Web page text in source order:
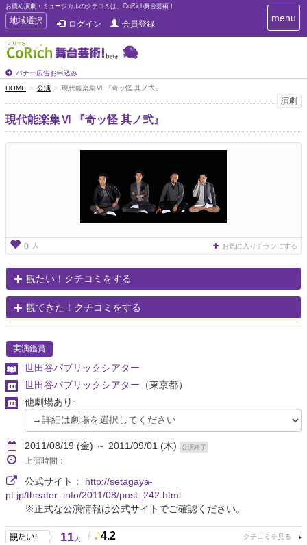
お薦め演劇・ミュージカルのクチコミは、CoRich舞台芸術！
T
o
g
g
e
n
a
v
i
地域選択 ログイン 会員登録
バナー広告お申込み
T
o
i
menu
HOME 公演 現代能楽集Ⅵ 『奇ッ怪 其ノ弐』
演劇
現代能楽集Ⅵ 『奇ッ怪 其ノ弐』
0 人 お気に入りチラシにする
観たい！クチコミをする
観てきた！クチコミをする
実演鑑賞
世田谷パブリックシアター
世田谷パブリックシアター （東京都）
他劇場あり:
2011/08/19 (金) ～ 2011/09/01 (木) 公演終了
上演時間：
公式サイト： http://setagaya-
pt.jp/theater_info/2011/08/post_242.html
※正式な公演情報は公式サイトでご確認ください。
11人 / 4.2